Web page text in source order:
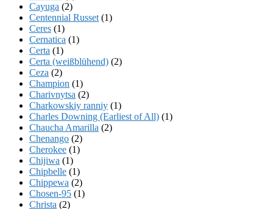
Cayuga (2)
Centennial Russet (1)
Ceres (1)
Cernatica (1)
Certa (1)
Certa (weißblühend) (2)
Ceza (2)
Champion (1)
Charivnytsa (2)
Charkowskiy ranniy (1)
Charles Downing (Earliest of All) (1)
Chaucha Amarilla (2)
Chenango (2)
Cherokee (1)
Chijiwa (1)
Chipbelle (1)
Chippewa (2)
Chosen-95 (1)
Christa (2)